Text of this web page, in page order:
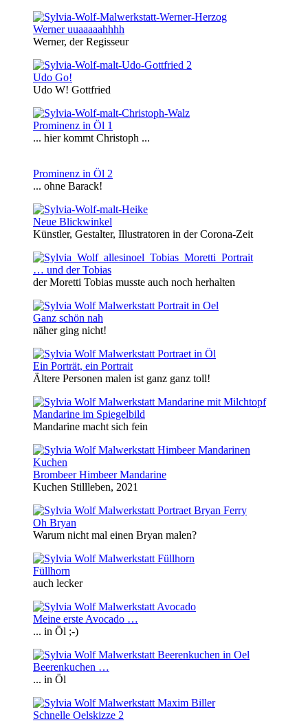
Werner uuaaaaahhhh
Werner, der Regisseur
Udo Go!
Udo W! Gottfried
Prominenz in Öl 1
... hier kommt Christoph ...
Prominenz in Öl 2
... ohne Barack!
Neue Blickwinkel
Künstler, Gestalter, Illustratoren in der Corona-Zeit
… und der Tobias
der Moretti Tobias musste auch noch herhalten
Ganz schön nah
näher ging nicht!
Ein Porträt, ein Portrait
Ältere Personen malen ist ganz ganz toll!
Mandarine im Spiegelbild
Mandarine macht sich fein
Brombeer Himbeer Mandarine
Kuchen Stillleben, 2021
Oh Bryan
Warum nicht mal einen Bryan malen?
Füllhorn
auch lecker
Meine erste Avocado …
... in Öl ;-)
Beerenkuchen …
... in Öl
Schnelle Oelskizze 2